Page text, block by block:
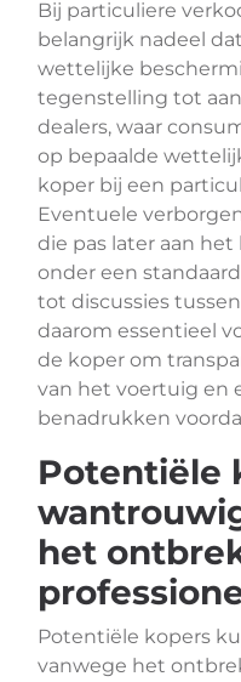
Bij particuliere
belangrijk nadeel
wettelijke
tegenstelling tot
dealers, waar
op bepaalde
koper bij een
Eventuele
die pas later aan
onder een
tot discussies
daarom essentieel
de koper om
van het voertuig en
benadrukken
Potentiële
het
Potentiële kopers
vanwege het